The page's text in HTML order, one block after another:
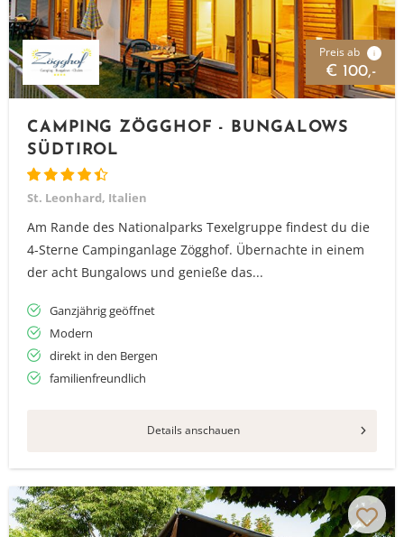
Preis ab i
€ 100,-
CAMPING ZÖGGHOF - BUNGALOWS
SÜDTIROL
St. Leonhard, Italien
Am Rande des Nationalparks Texelgruppe findest du die
4-Sterne Campinganlage Zögghof. Übernachte in einem
der acht Bungalows und genieße das...
Ganzjährig geöffnet
Modern
direkt in den Bergen
familienfreundlich
Details anschauen